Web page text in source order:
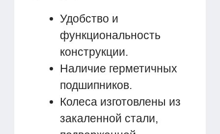
Удобство и
функциональность
конструкции.
Наличие герметичных
подшипников.
Колеса изготовлены из
закаленной стали,